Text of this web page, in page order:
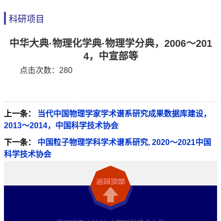
科研项目
中华大典·物理化学典·物理学分典，2006～201
4，中宣部等
点击次数： 280
上一条：
当代中国物理学家学术谱系研究成果数据库建设，
2013～2014，中国科学技术协会
下一条：
中国粒子物理学科学术谱系研究, 2020～2021中国
科学技术协会